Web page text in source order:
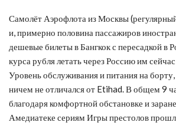
Самолёт Аэрофлота из Москвы
и, примерно половина пассажиров
дешевые билеты в Бангкок с пересадкой в
курса рубля летать через Россию им
Уровень обслуживания и питания на борту,
ничем не отличался от Etihad. В общем 9
благодаря комфортной обстановке и
Амедиатеке сериям Игры престолов